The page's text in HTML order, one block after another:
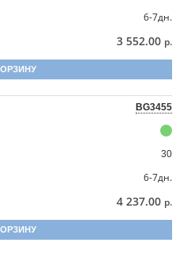
6-7дн.
3 552.00 р.
BG3455
30
6-7дн.
4 237.00 р.